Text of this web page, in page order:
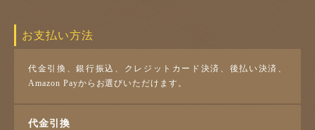
お支払い方法
代金引換、銀行振込、クレジットカード決済、後払い決済、
Amazon Payからお選びいただけます。
代金引換